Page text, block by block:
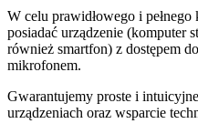
W celu prawidłowego i
posiadać urządzenie (komputer
również smartfon) z dostępem
mikrofonem.
Gwarantujemy proste i
urządzeniach oraz wsparcie